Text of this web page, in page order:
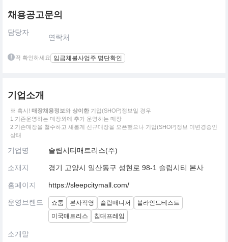
채용공고문의
담당자
연락처
꼭 확인하세요 임금체불사업주 명단확인
기업소개
※ 혹시! 매장채용정보와 상이한 기업(SHOP)정보일 경우
1.기존운영하는 매장외에 추가 운영하는 매장
2.기존매장을 철수하고 새롭게 신규매장을 오픈했으나 기업(SHOP)정보 미변경중인
상태
기업명 슬립시티매트리스(주)
소재지 경기 고양시 일산동구 성현로 98-1 슬립시티 본사
홈페이지 https://sleepcitymall.com/
운영브랜드 쇼룸 본사직영 슬립매니저
블라인드테스트
미국매트리스
침대프레임
소개말